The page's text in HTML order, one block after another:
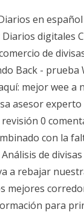
en
digitales
de
Back - prueba
mejor wee
asesor experto
0
con la
de
a rebajar
mejores
para